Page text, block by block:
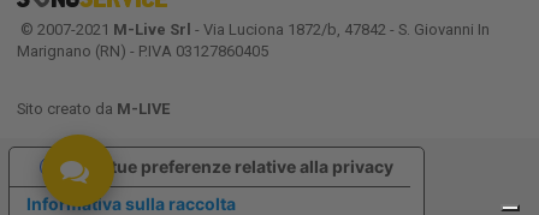
© 2007-2021 M-Live Srl - Via Luciona 1872/b, 47842 - S. Giovanni In
Marignano (RN) - P.IVA 03127860405
Sito creato da M-LIVE
Informativa sulla raccolta
Le tue preferenze relative alla privacy